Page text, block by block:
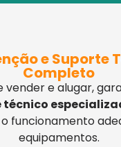
e Suporte
Completo
vender e alugar,
técnico
funcionamento
equipamentos.